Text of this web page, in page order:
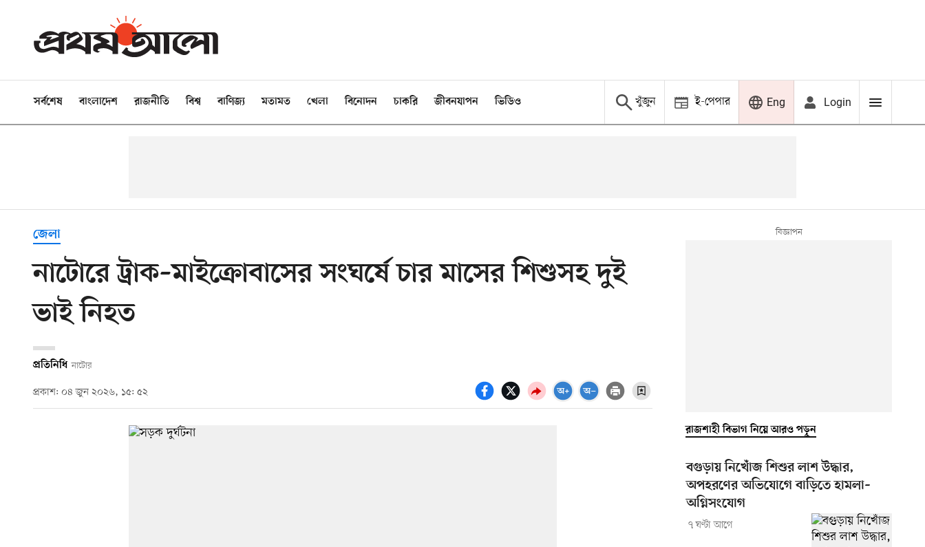
সর্বশেষ বাংলাদেশ রাজনীতি বিশ্ব বাণিজ্য মতামত খেলা বিনোদন চাকরি জীবনযাপন ভিডিও খুঁজুন ই-পেপার Eng Login
জেলা
নাটোরে ট্রাক–মাইক্রোবাসের সংঘর্ষে চার মাসের শিশুসহ দুই
ভাই নিহত
প্রতিনিধি নাটোর
প্রকাশ: ০৪ জুন ২০২৬, ১৫: ৫২
রাজশাহী বিভাগ নিয়ে আরও পড়ুন
বগুড়ায় নিখোঁজ শিশুর লাশ উদ্ধার,
অপহরণের অভিযোগে বাড়িতে হামলা–
অগ্নিসংযোগ
৭ ঘণ্টা আগে